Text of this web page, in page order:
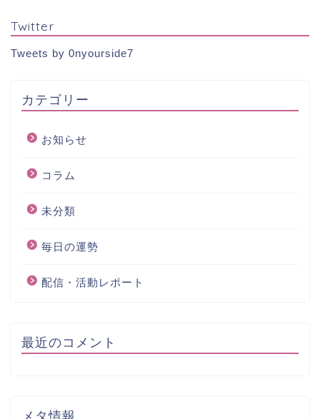
Twitter
Tweets by 0nyourside7
カテゴリー
お知らせ
コラム
未分類
毎日の運勢
配信・活動レポート
最近のコメント
メタ情報